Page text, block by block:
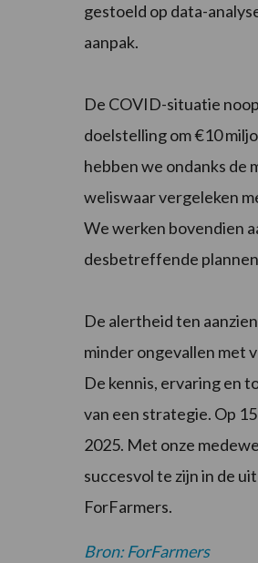
gestoeld op data-
aanpak.
De COVID-situatie
doelstelling om €10
hebben we ondanks de
weliswaar vergeleken
We werken bovendien
desbetreffende
De alertheid ten
minder ongevallen met
De kennis, ervaring en
van een strategie. Op
2025. Met onze
succesvol te zijn in de
ForFarmers.
Bron: ForFarmers